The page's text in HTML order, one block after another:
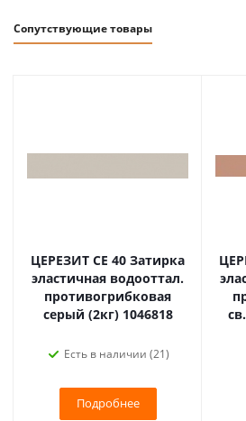
Сопутствующие товары
ЦЕРЕЗИТ CE 40 Затирка
эластичная водооттал.
противогрибковая
серый (2кг) 1046818
Есть в наличии (21)
Подробнее